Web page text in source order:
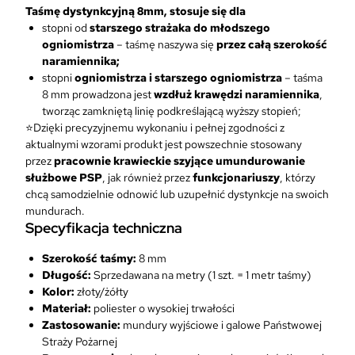
Taśmę dystynkcyjną 8mm, stosuje się dla
stopni odstarszego strażaka do młodszego
ogniomistrza – taśmę naszywa sięprzez całą szerokość
naramiennika;
stopniogniomistrza i starszego ogniomistrza – taśma
8 mm prowadzona jestwzdłuż krawędzi naramiennika,
tworząc zamkniętą linię podkreślającą wyższy stopień;
⭐Dzięki precyzyjnemu wykonaniu i pełnej zgodności z
aktualnymi wzorami produkt jest powszechnie stosowany
przezpracownie krawieckie szyjące umundurowanie
służbowe PSP, jak również przezfunkcjonariuszy, którzy
chcą samodzielnie odnowić lub uzupełnić dystynkcje na swoich
mundurach.
Specyfikacja techniczna
Szerokość taśmy: 8 mm
Długość: Sprzedawana na metry (1 szt. = 1 metr taśmy)
Kolor: złoty/żółty
Materiał: poliester o wysokiej trwałości
Zastosowanie: mundury wyjściowe i galowe Państwowej
Straży Pożarnej